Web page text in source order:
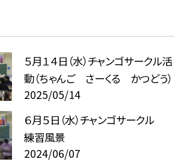
５月１４日（水）チャンゴサークル活
動（ちゃんご さーくる かつどう）
2025/05/14
６月５日（水）チャンゴサークル
練習風景
2024/06/07